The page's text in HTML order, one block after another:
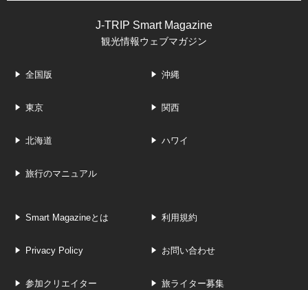
J-TRIP Smart Magazine
観光情報ウェブマガジン
全国版 沖縄
東京 関西
北海道 ハワイ
旅行のマニュアル
Smart Magazineとは 利用規約
Privacy Policy お問い合わせ
参加クリエイター 旅ライター募集